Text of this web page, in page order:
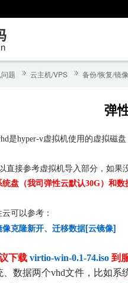
题 云主机/VPS 备份/恢复/镜像
弹
是hyper-v虚拟机使用的虚拟磁
直接参考虚拟机导入部分，如果
盘（我司弹性云默认30G）和
可以参考：
克隆新开、迁移数据[云镜像]
下载 virtio-win-0.1-74.iso 到
、数据两个vhd文件，比如系